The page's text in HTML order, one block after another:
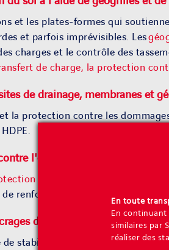
et les plates-formes qui
et parfois imprévisibles. Les
charges et le contrôle des
de charge, la protection
de drainage, membranes et
la protection contre les
HDPE.
l'érosion
renforcement du gazon
de sol pour un paysage
de stabiliser par clouageest
En toute
En
similaires par
réaliser des